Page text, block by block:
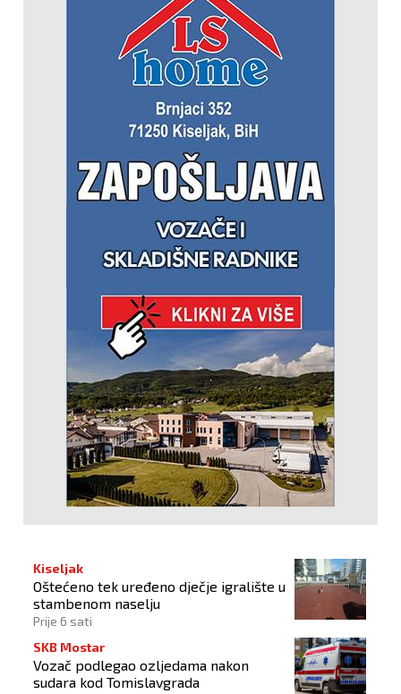
Kiseljak
Oštećeno tek uređeno dječje igralište u
stambenom naselju
Prije 6 sati
SKB Mostar
Vozač podlegao ozljedama nakon
sudara kod Tomislavgrada